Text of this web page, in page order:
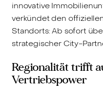
innovative
verkündet den
Standorts: Ab sofort
strategischer City-
Regionalität trifft
Vertriebspower